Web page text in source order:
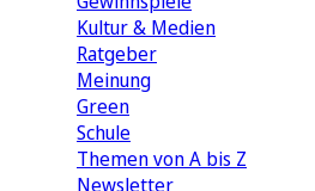
Kultur & Medien
Ratgeber
Meinung
Green
Schule
Themen von A bis Z
Newsletter